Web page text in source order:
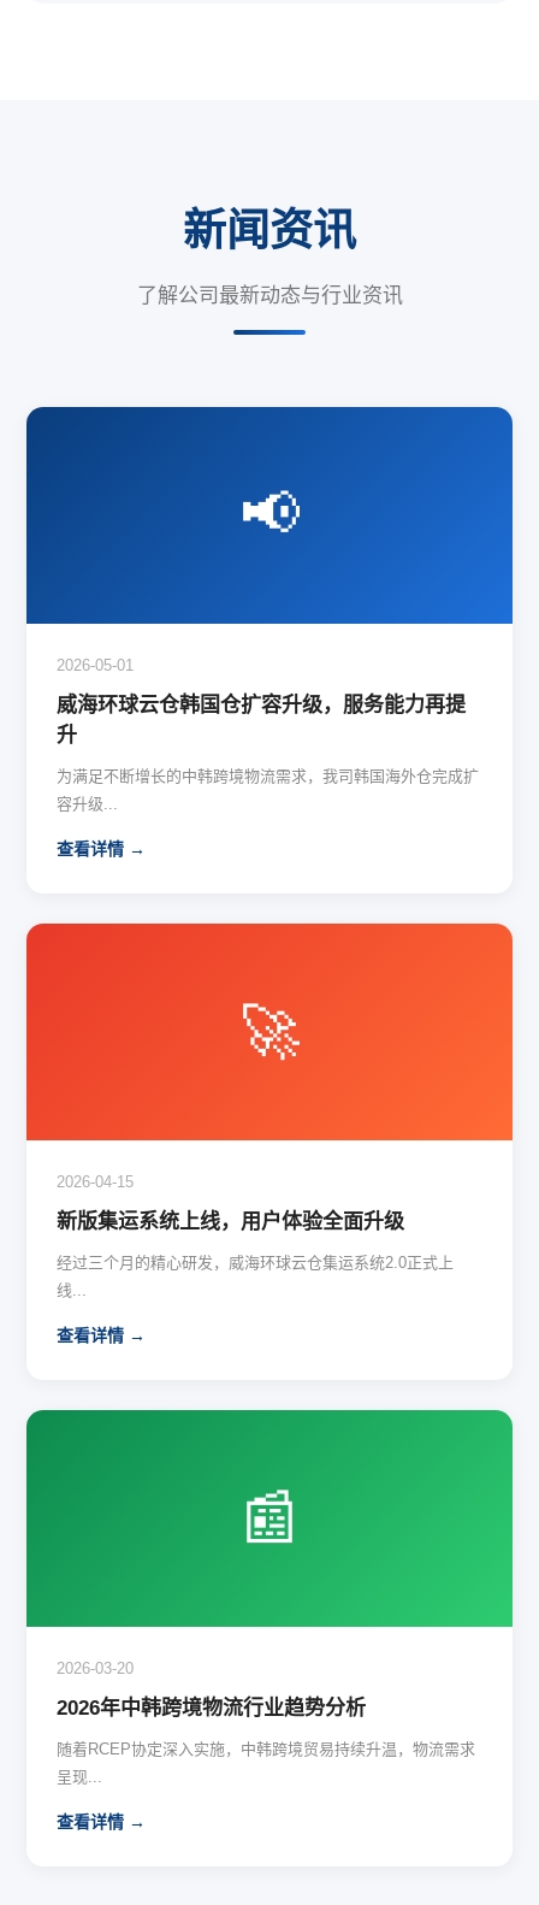
新闻资讯
了解公司最新动态与行业资讯
📢
2026-05-01
威海环球云仓韩国仓扩容升级，服务能力再提
升
为满足不断增长的中韩跨境物流需求，我司韩国海外仓完成扩
容升级...
查看详情 →
🚀
2026-04-15
新版集运系统上线，用户体验全面升级
经过三个月的精心研发，威海环球云仓集运系统2.0正式上
线...
查看详情 →
📰
2026-03-20
2026年中韩跨境物流行业趋势分析
随着RCEP协定深入实施，中韩跨境贸易持续升温，物流需求
呈现...
查看详情 →